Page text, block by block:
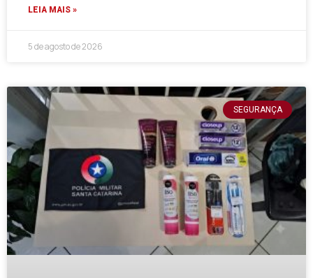
LEIA MAIS »
5 de agosto de 2026
SEGURANÇA